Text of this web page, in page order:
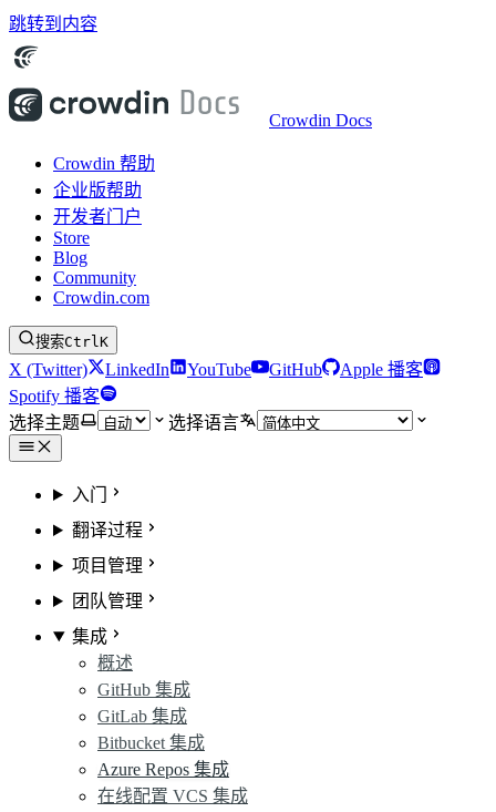
跳转到内容
Crowdin Docs
Crowdin 帮助
企业版帮助
开发者门户
Store
Blog
Community
Crowdin.com
搜索CtrlK
X (Twitter) LinkedIn YouTube GitHub
Apple 播客
Spotify 播客
选择主题
选择语言
入门
翻译过程
项目管理
团队管理
集成
概述
GitHub 集成
GitLab 集成
Bitbucket 集成
Azure Repos 集成
在线配置 VCS 集成